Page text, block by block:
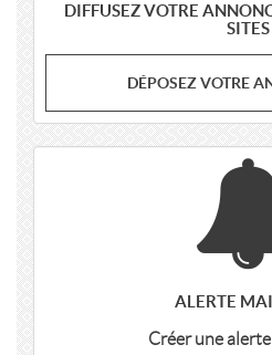
DIFFUSEZ VOTRE
SITES
DÉPOSEZ VOTRE
ALERTE
Créer une